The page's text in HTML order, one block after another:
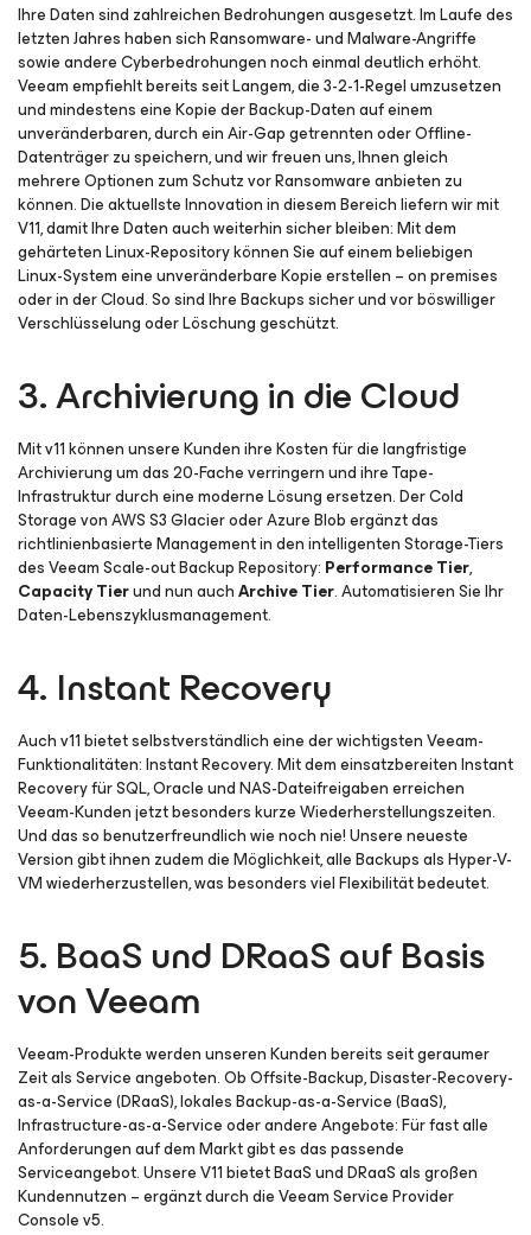
Ihre Daten sind zahlreichen Bedrohungen ausgesetzt. Im Laufe des
letzten Jahres haben sich Ransomware- und Malware-Angriffe
sowie andere Cyberbedrohungen noch einmal deutlich erhöht.
Veeam empfiehlt bereits seit Langem, die 3-2-1-Regel umzusetzen
und mindestens eine Kopie der Backup-Daten auf einem
unveränderbaren, durch ein Air-Gap getrennten oder Offline-
Datenträger zu speichern, und wir freuen uns, Ihnen gleich
mehrere Optionen zum Schutz vor Ransomware anbieten zu
können. Die aktuellste Innovation in diesem Bereich liefern wir mit
V11, damit Ihre Daten auch weiterhin sicher bleiben: Mit dem
gehärteten Linux-Repository können Sie auf einem beliebigen
Linux-System eine unveränderbare Kopie erstellen – on premises
oder in der Cloud. So sind Ihre Backups sicher und vor böswilliger
Verschlüsselung oder Löschung geschützt.
3. Archivierung in die Cloud
Mit v11 können unsere Kunden ihre Kosten für die langfristige
Archivierung um das 20-Fache verringern und ihre Tape-
Infrastruktur durch eine moderne Lösung ersetzen. Der Cold
Storage von AWS S3 Glacier oder Azure Blob ergänzt das
richtlinienbasierte Management in den intelligenten Storage-Tiers
des Veeam Scale-out Backup Repository: Performance Tier,
Capacity Tierund nun auchArchive Tier. Automatisieren Sie Ihr
Daten-Lebenszyklusmanagement.
4. Instant Recovery
Auch v11 bietet selbstverständlich eine der wichtigsten Veeam-
Funktionalitäten: Instant Recovery. Mit dem einsatzbereiten Instant
Recovery für SQL, Oracle und NAS-Dateifreigaben erreichen
Veeam-Kunden jetzt besonders kurze Wiederherstellungszeiten.
Und das so benutzerfreundlich wie noch nie! Unsere neueste
Version gibt ihnen zudem die Möglichkeit, alle Backups als Hyper-V-
VM wiederherzustellen, was besonders viel Flexibilität bedeutet.
5. BaaS und DRaaS auf Basis
von Veeam
Veeam-Produkte werden unseren Kunden bereits seit geraumer
Zeit als Service angeboten. Ob Offsite-Backup, Disaster-Recovery-
as-a-Service (DRaaS), lokales Backup-as-a-Service (BaaS),
Infrastructure-as-a-Service oder andere Angebote: Für fast alle
Anforderungen auf dem Markt gibt es das passende
Serviceangebot. Unsere V11 bietet BaaS und DRaaS als großen
Kundennutzen – ergänzt durch die Veeam Service Provider
Console v5.